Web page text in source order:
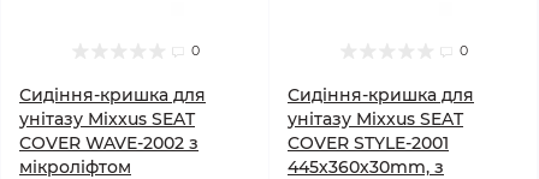
0
Сидіння-кришка для
унітазу Mixxus SEAT
COVER WAVE-2002 з
мікроліфтом
0
Сидіння-кришка для
унітазу Mixxus SEAT
COVER STYLE-2001
445х360х30mm, з